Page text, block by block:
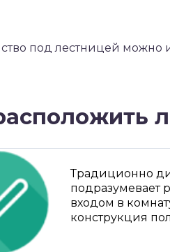
под лестницей можно
Традиционно
подразумевает
входом в
конструкция